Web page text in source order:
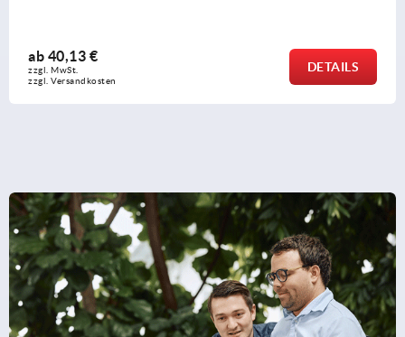
ab 40,13 €
zzgl. MwSt.
zzgl. Versandkosten
DETAILS